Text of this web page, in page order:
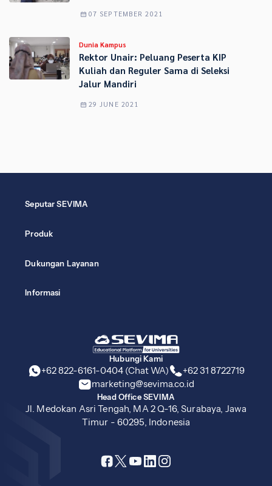
07 SEPTEMBER 2021
Dunia Kampus
Rektor Unair: Peluang Peserta KIP
Kuliah dan Reguler Sama di Seleksi
Jalur Mandiri
29 JUNE 2021
Hubungi Kami
+62 822-6161-0404 (Chat WA)
+62 31 8722719
marketing@sevima.co.id
Head Office SEVIMA
Jl. Medokan Asri Tengah, MA 2 Q-16, Surabaya, Jawa
Timur - 60295, Indonesia
Seputar SEVIMA
Produk
Dukungan Layanan
Informasi